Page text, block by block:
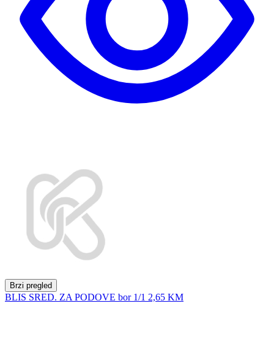
Brzi pregled
BLIS SRED. ZA PODOVE bor 1/1 2,65 KM